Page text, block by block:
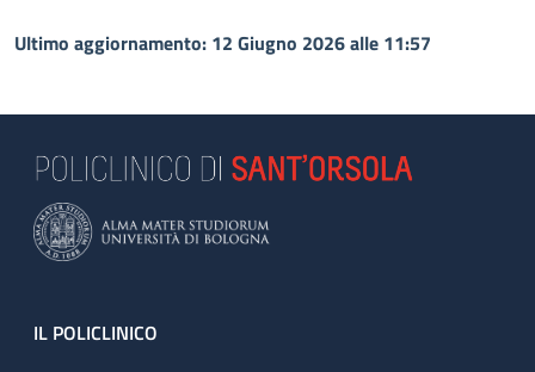
Ultimo aggiornamento: 12 Giugno 2026 alle 11:57
Footer
IL POLICLINICO